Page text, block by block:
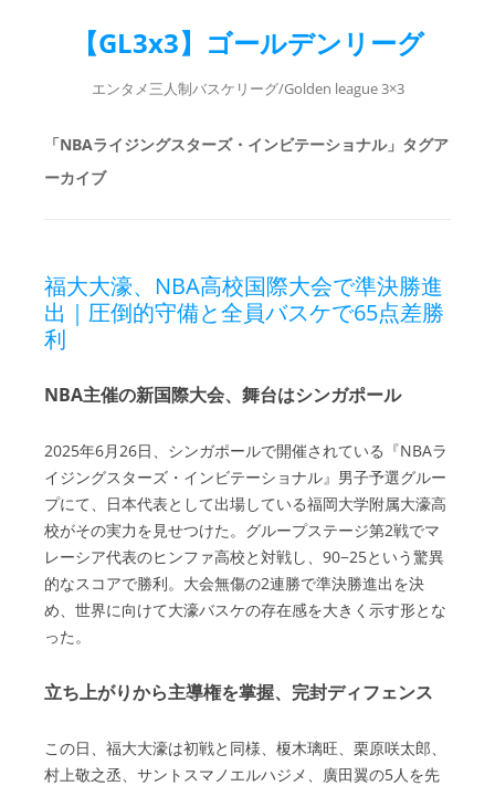
【GL3x3】ゴールデンリーグ
エンタメ三人制バスケリーグ/Golden league 3×3
「NBAライジングスターズ・インビテーショナル」タグア
ーカイブ
福大大濠、NBA高校国際大会で準決勝進
出｜圧倒的守備と全員バスケで65点差勝
利
NBA主催の新国際大会、舞台はシンガポール
2025年6月26日、シンガポールで開催されている『NBAラ
イジングスターズ・インビテーショナル』男子予選グルー
プにて、日本代表として出場している福岡大学附属大濠高
校がその実力を見せつけた。グループステージ第2戦でマ
レーシア代表のヒンファ高校と対戦し、90−25という驚異
的なスコアで勝利。大会無傷の2連勝で準決勝進出を決
め、世界に向けて大濠バスケの存在感を大きく示す形とな
った。
立ち上がりから主導権を掌握、完封ディフェンス
この日、福大大濠は初戦と同様、榎木璃旺、栗原咲太郎、
村上敬之丞、サントスマノエルハジメ、廣田翼の5人を先